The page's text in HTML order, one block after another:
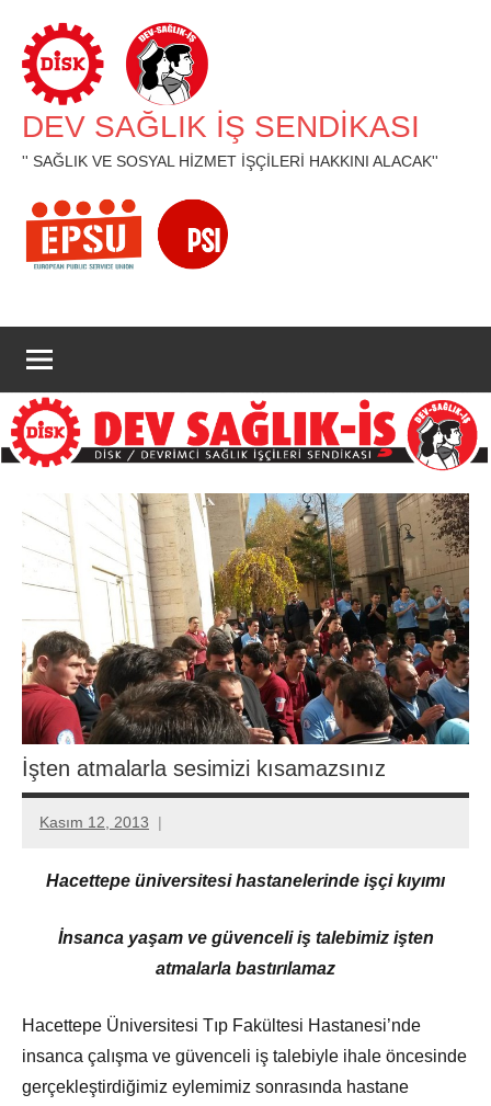
geç
DEV SAĞLIK İŞ SENDİKASI
'' SAĞLIK VE SOSYAL HİZMET İŞÇİLERİ HAKKINI ALACAK''
İşten atmalarla sesimizi kısamazsınız
Kasım 12, 2013
Aksu
Hacettepe üniversitesi hastanelerinde işçi kıyımı
İnsanca yaşam ve güvenceli iş talebimiz işten
atmalarla bastırılamaz
Hacettepe Üniversitesi Tıp Fakültesi Hastanesi’nde
insanca çalışma ve güvenceli iş talebiyle ihale öncesinde
gerçekleştirdiğimiz eylemimiz sonrasında hastane